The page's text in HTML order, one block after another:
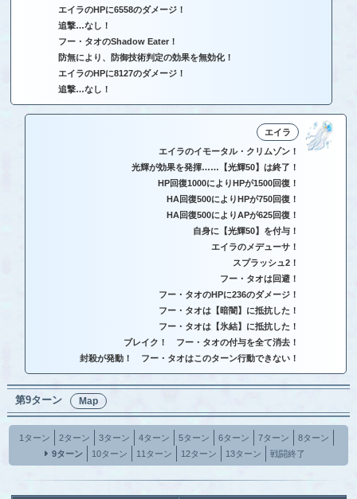
エイラのHPに6558のダメージ！
追撃…なし！
フー・タオのShadow Eater！
防無により、防御技術判定の効果を無効化！
エイラのHPに8127のダメージ！
追撃…なし！
エイラ
エイラのイモータル・クリムゾン！
光輝が効果を発揮……【光輝50】は終了！
HP回復1000によりHPが1500回復！
HA回復500によりHPが750回復！
HA回復500によりAPが625回復！
自身に【光輝50】を付与！
エイラのメデューサ！
スプラッシュ2！
フー・タオは回避！
フー・タオのHPに236のダメージ！
フー・タオは【暗闇】に抵抗した！
フー・タオは【氷結】に抵抗した！
ブレイク！ フー・タオの付与を全て消去！
封殺が発動！ フー・タオはこのターン行動できない！
第9ターン Map
1ターン 2ターン 3ターン 4ターン 5ターン 6ターン 7ターン
8ターン
9ターン
10ターン 11ターン 12ターン 13ターン 戦闘終了